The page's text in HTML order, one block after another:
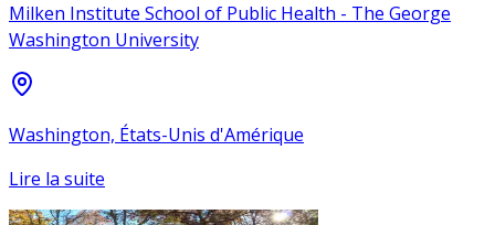
Milken Institute School of Public Health - The George
Washington University
Washington, États-Unis d'Amérique
Lire la suite